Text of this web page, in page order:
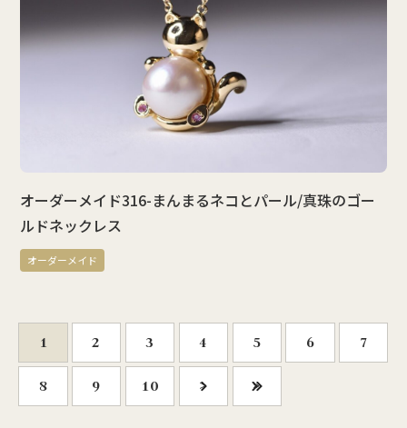
オーダーメイド316-まんまるネコとパール/真珠のゴー
ルドネックレス
オーダーメイド
1 2 3 4 5 6 7
8 9 10 > »